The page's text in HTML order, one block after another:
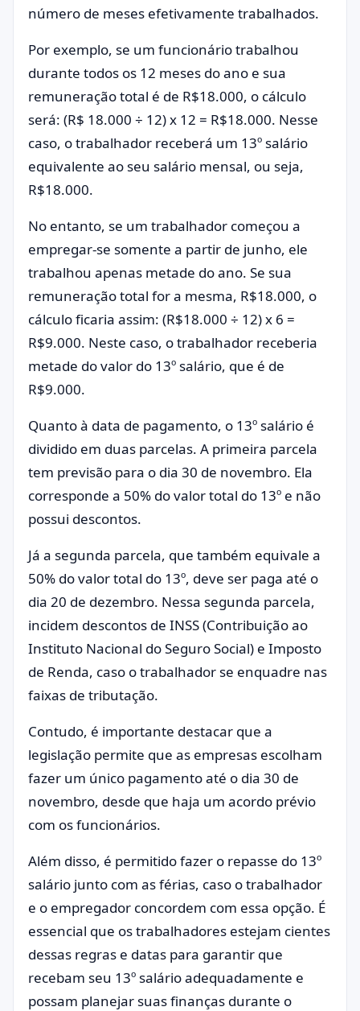
número de meses efetivamente trabalhados.
Por exemplo, se um funcionário trabalhou
durante todos os 12 meses do ano e sua
remuneração total é de R$18.000, o cálculo
será: (R$ 18.000 ÷ 12) x 12 = R$18.000. Nesse
caso, o trabalhador receberá um 13º salário
equivalente ao seu salário mensal, ou seja,
R$18.000.
No entanto, se um trabalhador começou a
empregar-se somente a partir de junho, ele
trabalhou apenas metade do ano. Se sua
remuneração total for a mesma, R$18.000, o
cálculo ficaria assim: (R$18.000 ÷ 12) x 6 =
R$9.000. Neste caso, o trabalhador receberia
metade do valor do 13º salário, que é de
R$9.000.
Quanto à data de pagamento, o 13º salário é
dividido em duas parcelas. A primeira parcela
tem previsão para o dia 30 de novembro. Ela
corresponde a 50% do valor total do 13º e não
possui descontos.
Já a segunda parcela, que também equivale a
50% do valor total do 13º, deve ser paga até o
dia 20 de dezembro. Nessa segunda parcela,
incidem descontos de INSS (Contribuição ao
Instituto Nacional do Seguro Social) e Imposto
de Renda, caso o trabalhador se enquadre nas
faixas de tributação.
Contudo, é importante destacar que a
legislação permite que as empresas escolham
fazer um único pagamento até o dia 30 de
novembro, desde que haja um acordo prévio
com os funcionários.
Além disso, é permitido fazer o repasse do 13º
salário junto com as férias, caso o trabalhador
e o empregador concordem com essa opção. É
essencial que os trabalhadores estejam cientes
dessas regras e datas para garantir que
recebam seu 13º salário adequadamente e
possam planejar suas finanças durante o